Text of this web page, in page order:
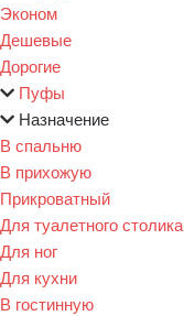
Эконом
Дешевые
Дорогие
Пуфы
Назначение
В спальню
В прихожую
Прикроватный
Для туалетного столика
Для ног
Для кухни
В гостинную